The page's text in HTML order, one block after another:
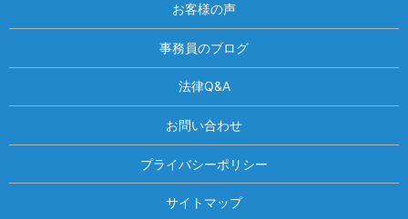
お客様の声
事務員のブログ
法律Q&A
お問い合わせ
プライバシーポリシー
サイトマップ